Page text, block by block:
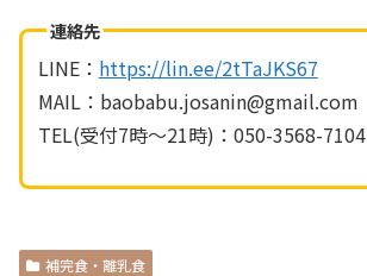
連絡先
LINE： https://lin.ee/2tTaJKS67
MAIL：baobabu.josanin@gmail.com
TEL(受付7時～21時)：050-3568-7104
補完食・離乳食